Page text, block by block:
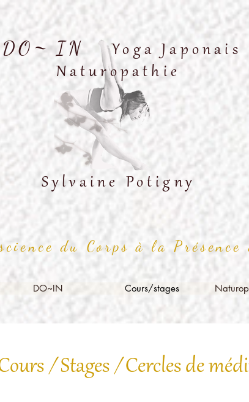
~IN Yoga Japonais
Naturopathie
Sylvaine Potigny
du Corps à la Présence
DO~IN Cours/stages
/Stages/Cercles de